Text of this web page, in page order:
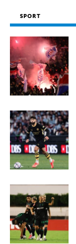
SPORT